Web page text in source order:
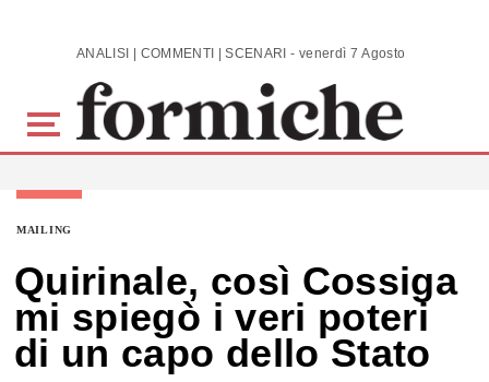
Skip to main content ANALISI | COMMENTI | SCENARI - venerdì 7 Agosto 2026
MAILING
Quirinale, così Cossiga
mi spiegò i veri poteri
di un capo dello Stato